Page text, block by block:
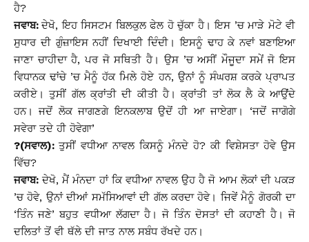
ਹੈ?
ਜਵਾਬ:ਦੇਖੋ, ਇਹ ਸਿਸਟਮ ਬਿਲਕੁਲ ਫੇਲ ਹੋ ਚੁੱਕਾ ਹੈ। ਇਸ ’ਚ ਮਾੜੇ ਮੋਟੇ ਵੀ
ਸੁਧਾਰ ਦੀ ਗੁੰਜ਼ਾਇਸ ਨਹੀਂ ਦਿਖਾਈ ਦਿੰਦੀ। ਇਸਨੂੰ ਢਾਹ ਕੇ ਨਵਾਂ ਬਣਾਇਆ
ਜਾਣਾ ਚਾਹੀਦਾ ਹੈ, ਪਰ ਜੋ ਸਥਿਤੀ ਹੈ। ਉਸ ’ਚ ਅਸੀਂ ਮੌਜੂਦਾ ਸਮੇਂ ਜੋ ਇਸ
ਵਿਧਾਨਕ ਢਾਂਚੇ ’ਚ ਮੈਨੂੰ ਹੱਕ ਮਿਲੇ ਹੋਏ ਹਨ, ਉਨਾਂ ਨੂੰ ਸੰਘਰਸ਼ ਕਰਕੇ ਪ੍ਰਾਪਤ
ਕਰੀਏ। ਤੁਸੀਂ ਗੱਲ ਕ੍ਰਾਂਤੀ ਦੀ ਕੀਤੀ ਹੈ। ਕ੍ਰਾਂਤੀ ਤਾਂ ਲੋਕ ਲੈ ਕੇ ਆਉਂਦੇ
ਹਨ। ਜਦੋਂ ਲੋਕ ਜਾਗਣਗੇ ਇਨਕਲਾਬ ਉਦੋਂ ਹੀ ਆ ਜਾਏਗਾ। ‘ਜਦੋਂ ਜਾਗੋਗੇ
ਸਵੇਰਾ ਤਦੇ ਹੀ ਹੋਵੇਗਾ’
?(ਸਵਾਲ): ਤੁਸੀਂ ਵਧੀਆ ਨਾਵਲ ਕਿਸਨੂੰ ਮੰਨਦੇ ਹੋ? ਕੀ ਵਿਸ਼ੇਸਤਾ ਹੋਵੇ ਉਸ
ਵਿੱਚ?
ਜਵਾਬ: ਦੇਖੋ, ਮੈਂ ਮੰਨਦਾ ਹਾਂ ਕਿ ਵਧੀਆ ਨਾਵਲ ਉਹ ਹੈ ਜੋ ਆਮ ਲੋਕਾਂ ਦੀ ਪਕੜ
’ਚ ਹੋਵੇ, ਉਨਾਂ ਦੀਆਂ ਸਮੱਸਿਆਵਾਂ ਦੀ ਗੱਲ ਕਰਦਾ ਹੋਵੇ। ਜਿਵੇਂ ਮੈਨੂੰ ਗੋਰਕੀ ਦਾ
‘ਤਿੰਨ ਜਣੇ’ ਬਹੁਤ ਵਧੀਆ ਲੱਗਦਾ ਹੈ। ਜੋ ਤਿੰਨ ਦੋਸਤਾਂ ਦੀ ਕਹਾਣੀ ਹੈ। ਜੋ
ਦਲਿਤਾਂ ਤੋਂ ਵੀ ਥੱਲੇ ਦੀ ਜਾਤ ਨਾਲ ਸਬੰਧ ਰੱਖਦੇ ਹਨ।